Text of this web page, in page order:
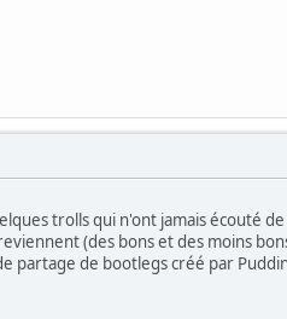
trolls qui n'ont jamais écouté
(des bons et des moins
partage de bootlegs créé par